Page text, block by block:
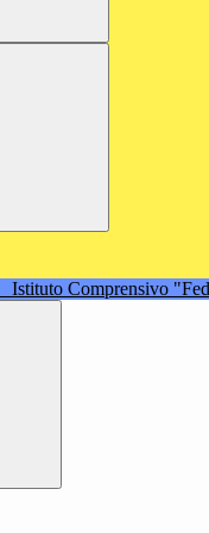
Istituto Comprensivo